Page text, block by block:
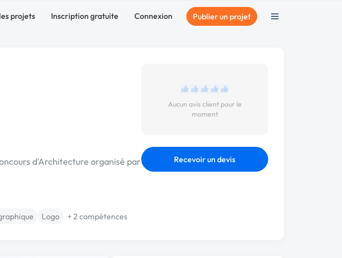
projets Inscription gratuite Connexion Publier un projet
d'Architecture organisé par
Logo + 2 compétences
Aucun avis client pour le
moment
Recevoir un devis